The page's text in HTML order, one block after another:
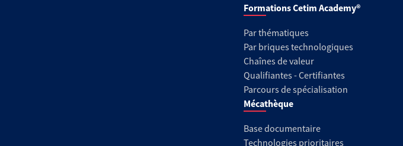
Formations Cetim Academy®
Par thématiques
Par briques technologiques
Chaînes de valeur
Qualifiantes - Certifiantes
Parcours de spécialisation
Mécathèque
Base documentaire
Technologies prioritaires